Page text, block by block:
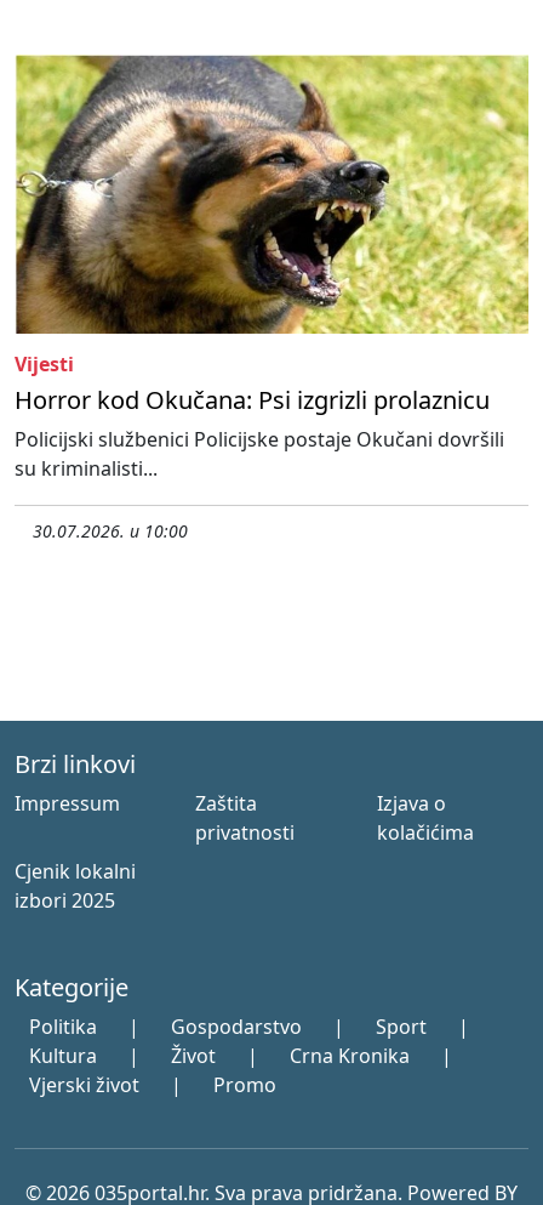
Vijesti
Horror kod Okučana: Psi izgrizli prolaznicu
Policijski službenici Policijske postaje Okučani dovršili
su kriminalisti...
30.07.2026. u 10:00
Brzi linkovi
Impressum
Zaštita
privatnosti
Izjava o
kolačićima
Cjenik lokalni
izbori 2025
Kategorije
Politika | Gospodarstvo | Sport
|
Kultura
| Život | Crna Kronika
|
Vjerski život
| Promo
© 2026 035portal.hr. Sva prava pridržana. Powered BY